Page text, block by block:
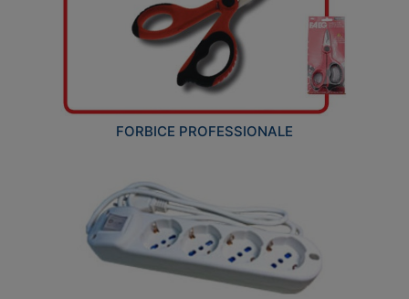
FORBICE PROFESSIONALE